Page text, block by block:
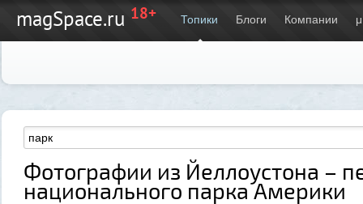
magSpace.ru 18+ Топики Блоги Компании μ
Фотографии из Йеллоустона –
национального парка Америки